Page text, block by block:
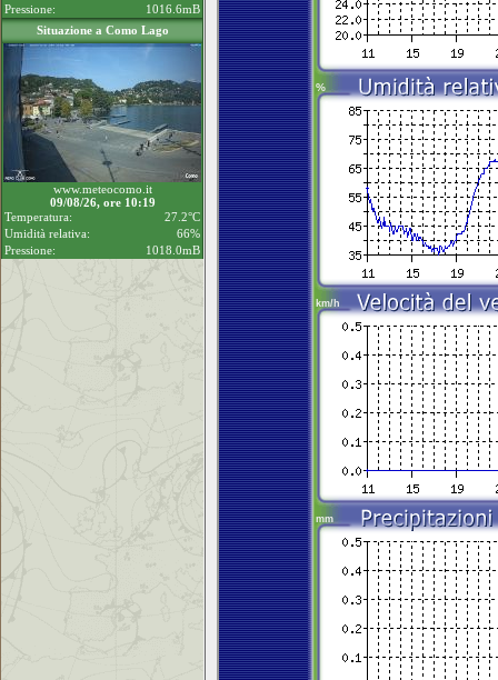
Pressione:
1016.6mB
Situazione a Como Lago
www.meteocomo.it
09/08/26, ore 10:19
Temperatura:
27.2°C
Umidità relativa:
66%
Pressione:
1018.0mB